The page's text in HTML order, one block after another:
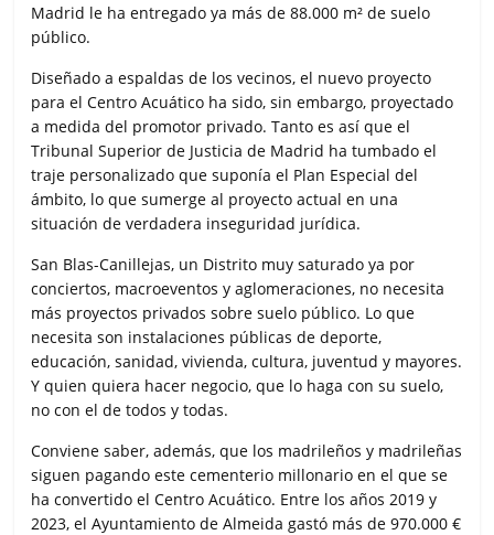
Madrid le ha entregado ya más de 88.000 m² de suelo
público.
Diseñado a espaldas de los vecinos, el nuevo proyecto
para el Centro Acuático ha sido, sin embargo, proyectado
a medida del promotor privado. Tanto es así que el
Tribunal Superior de Justicia de Madrid ha tumbado el
traje personalizado que suponía el Plan Especial del
ámbito, lo que sumerge al proyecto actual en una
situación de verdadera inseguridad jurídica.
San Blas-Canillejas, un Distrito muy saturado ya por
conciertos, macroeventos y aglomeraciones, no necesita
más proyectos privados sobre suelo público. Lo que
necesita son instalaciones públicas de deporte,
educación, sanidad, vivienda, cultura, juventud y mayores.
Y quien quiera hacer negocio, que lo haga con su suelo,
no con el de todos y todas.
Conviene saber, además, que los madrileños y madrileñas
siguen pagando este cementerio millonario en el que se
ha convertido el Centro Acuático. Entre los años 2019 y
2023, el Ayuntamiento de Almeida gastó más de 970.000 €